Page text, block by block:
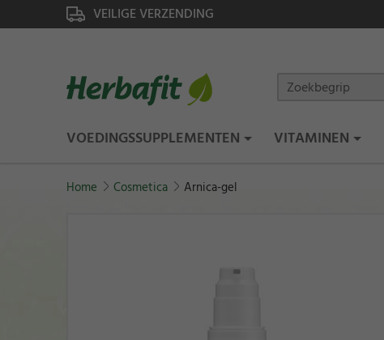
VEILIGE VERZENDING
VOEDINGSSUPPLEMENTEN VITAMINEN
Home Cosmetica Arnica-gel